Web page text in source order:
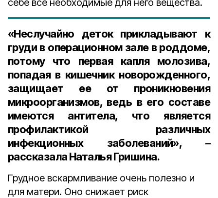
себе все необходимые для него вещества.
«Неслучайно деток прикладывают к
груди в операционном зале в роддоме,
потому что первая капля молозива,
попадая в кишечник новорожденного,
защищает ее от проникновения
микроорганизмов, ведь в его составе
имеются антитела, что является
профилактикой различных
инфекционных заболеваний», –
рассказала Наталья Гришина.
Грудное вскармливание очень полезно и
для матери. Оно снижает риск